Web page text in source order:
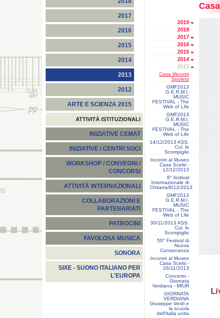
2017
2016
2015
2014
2013
2012
ARTE E SCIENZA 2015
ATTIVITÀ ISTITUZIONALI
INIZIATIVE CEMAT
INIZIATIVE / CENTRI SOCI
WORKSHOP / CONVEGNI /
CONCORSI
ATTIVITÀ INTERNAZIONALI
COLLABORAZIONI E
PARTENARIATI
PATROCINI
FAVOLOSA MUSICA
SONORA
SIXE - SUONO ITALIANO PER
L'EUROPA
2019
2018
2017
2016
2015
2014
2013
Casa Menotti
Spoleto
GMF2013
G.E.R.M.I.
MUSIC
FESTIVAL - The
Web of Life
GMF2013
G.E.R.M.I.
MUSIC
FESTIVAL - The
Web of Life
14/12/2013 ASS.
Cul. lo
Scompiglio
Incontri al Museo
Casa Scelsi -
12/12/2013
8° festival
Internazionale di
Chitarra/8/12/2013
GMF2013
G.E.R.M.I.
MUSIC
FESTIVAL - The
Web of Life
30/11/2013 ASS.
Cul. lo
Scompiglio
50° Festival di
Nuova
Consonanza
Incontri al Museo
Casa Scelsi -
26/11/2013
Concerto -
Giornata
Verdiana - MIUR
GIORNATA
VERDIANA
Giuseppe Verdi e
la scuola
dell’Italia unita